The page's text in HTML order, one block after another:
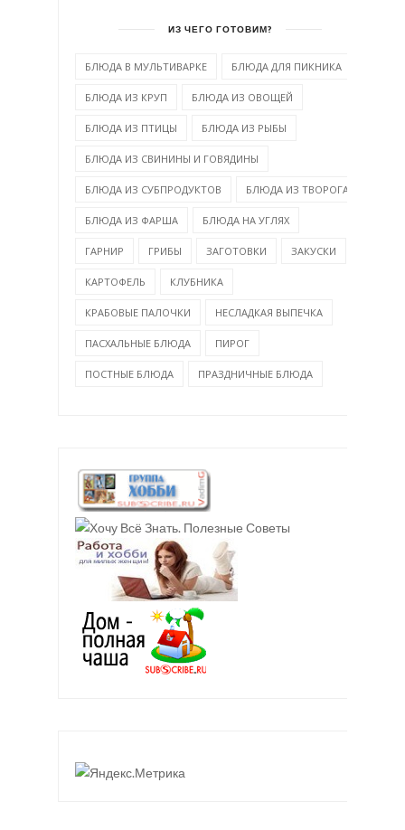
ИЗ ЧЕГО ГОТОВИМ?
БЛЮДА В МУЛЬТИВАРКЕ БЛЮДА ДЛЯ ПИКНИКА
БЛЮДА ИЗ КРУП БЛЮДА ИЗ ОВОЩЕЙ
БЛЮДА ИЗ ПТИЦЫ БЛЮДА ИЗ РЫБЫ
БЛЮДА ИЗ СВИНИНЫ И ГОВЯДИНЫ
БЛЮДА ИЗ СУБПРОДУКТОВ БЛЮДА ИЗ ТВОРОГА
БЛЮДА ИЗ ФАРША БЛЮДА НА УГЛЯХ
ГАРНИР ГРИБЫ ЗАГОТОВКИ ЗАКУСКИ
КАРТОФЕЛЬ КЛУБНИКА
КРАБОВЫЕ ПАЛОЧКИ НЕСЛАДКАЯ ВЫПЕЧКА
ПАСХАЛЬНЫЕ БЛЮДА ПИРОГ
ПОСТНЫЕ БЛЮДА ПРАЗДНИЧНЫЕ БЛЮДА